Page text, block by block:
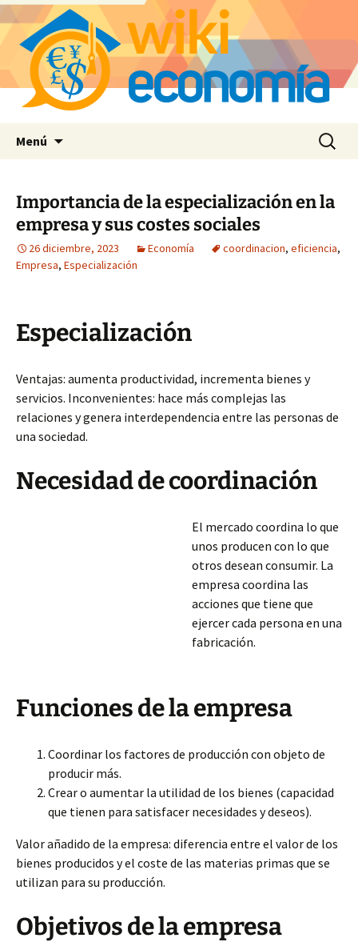
Menú Buscar:
Importancia de la especialización en la
empresa y sus costes sociales
26 diciembre, 2023 Economía coordinacion, eficiencia,
Empresa, Especialización
Especialización
Ventajas: aumenta productividad, incrementa bienes y
servicios. Inconvenientes: hace más complejas las
relaciones y genera interdependencia entre las personas de
una sociedad.
Necesidad de coordinación
El mercado coordina lo que
unos producen con lo que
otros desean consumir. La
empresa coordina las
acciones que tiene que
ejercer cada persona en una
fabricación.
Funciones de la empresa
Coordinar los factores de producción con objeto de
producir más.
Crear o aumentar la utilidad de los bienes (capacidad
que tienen para satisfacer necesidades y deseos).
Valor añadido de la empresa: diferencia entre el valor de los
bienes producidos y el coste de las materias primas que se
utilizan para su producción.
Objetivos de la empresa